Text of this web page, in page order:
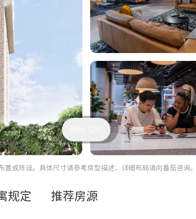
或陈设。具体尺寸请参考房型描述，详细布局请向番茄咨询
规定 推荐房源